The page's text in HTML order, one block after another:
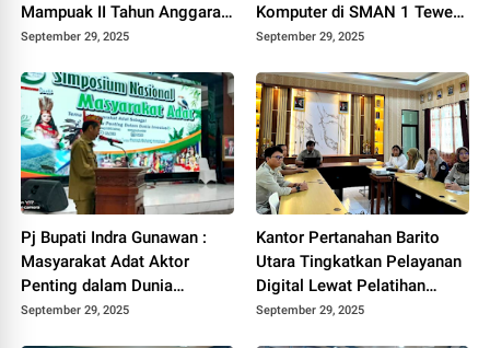
Mampuak II Tahun Anggaran
2026
September 29, 2025
Komputer di SMAN 1 Teweh
Timur
September 29, 2025
Pj Bupati Indra Gunawan :
Masyarakat Adat Aktor
Penting dalam Dunia
Investasi
September 29, 2025
Kantor Pertanahan Barito
Utara Tingkatkan Pelayanan
Digital Lewat Pelatihan
Peralihan Elektronik
September 29, 2025